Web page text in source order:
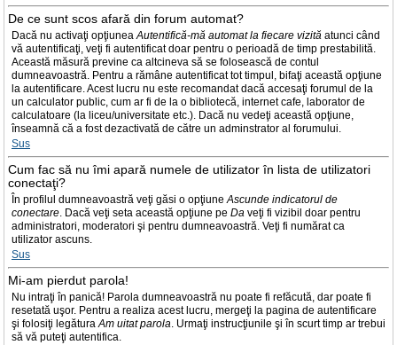
De ce sunt scos afară din forum automat?
Dacă nu activaţi opţiuneaAutentifică-mă automat la fiecare vizită atunci când
vă autentificaţi, veţi fi autentificat doar pentru o perioadă de timp prestabilită.
Această măsură previne ca altcineva să se folosească de contul
dumneavoastră. Pentru a rămâne autentificat tot timpul, bifaţi această opţiune
la autentificare. Acest lucru nu este recomandat dacă accesaţi forumul de la
un calculator public, cum ar fi de la o bibliotecă, internet cafe, laborator de
calculatoare (la liceu/universitate etc.). Dacă nu vedeţi această opţiune,
înseamnă că a fost dezactivată de către un adminstrator al forumului.
Sus
Cum fac să nu îmi apară numele de utilizator în lista de utilizatori
conectaţi?
În profilul dumneavoastră veţi găsi o opţiuneAscunde indicatorul de
conectare. Dacă veţi seta această opţiune pe Da veţi fi vizibil doar pentru
administratori, moderatori şi pentru dumneavoastră. Veţi fi numărat ca
utilizator ascuns.
Sus
Mi-am pierdut parola!
Nu intraţi în panică! Parola dumneavoastră nu poate fi refăcută, dar poate fi
resetată uşor. Pentru a realiza acest lucru, mergeţi la pagina de autentificare
şi folosiţi legăturaAm uitat parola. Urmaţi instrucţiunile şi în scurt timp ar trebui
să vă puteţi autentifica.